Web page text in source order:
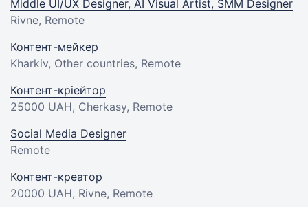
Middle UI/UX Designer, AI Visual Artist, SMM Designer
Rivne, Remote
Контент-мейкер
Kharkiv, Other countries, Remote
Контент-кріейтор
25000 UAH, Cherkasy, Remote
Social Media Designer
Remote
Контент-креатор
20000 UAH, Rivne, Remote